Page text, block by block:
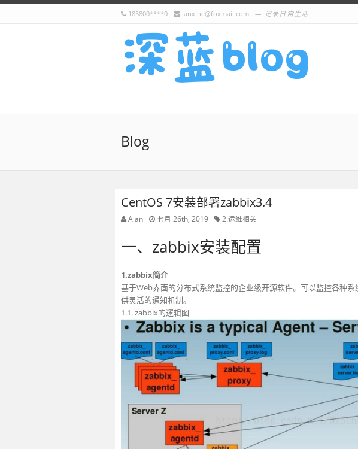
185800****0 lanxine@foxmail.com 记录日常生活
Blog
CentOS 7安装部署zabbix3.4
Alan 七月 26th, 2019 2.运维相关
一、zabbix安装配置
1.zabbix简介
基于Web界面的分布式系统监控的企业级开源软件。可以监控各种
供灵活的通知机制。
1.1. zabbix的逻辑图